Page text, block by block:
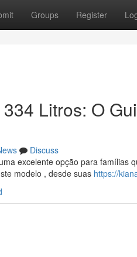
Groups Register
Litros: O
Discuss
excelente opção para famílias
modelo , desde suas https://